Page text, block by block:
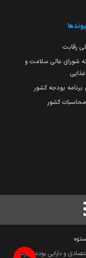
رقابت
شورای عالی سلامت و
برنامه بودجه کشور
کشور
و دارایی بوده و بازنشر